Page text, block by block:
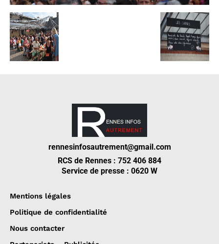
rennesinfosautrement@gmail.com
RCS de Rennes : 752 406 884
Service de presse : 0620 W
Mentions légales
Politique de confidentialité
Nous contacter